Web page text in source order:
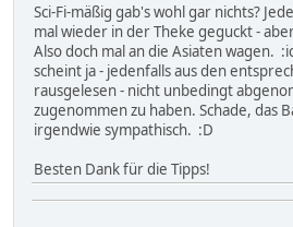
Sci-Fi-mäßig gab's wohl gar nichts?
mal wieder in der Theke geguckt -
Also doch mal an die Asiaten wagen.
scheint ja - jedenfalls aus den
rausgelesen - nicht unbedingt
zugenommen zu haben. Schade, das
irgendwie sympathisch. :D
Besten Dank für die Tipps!